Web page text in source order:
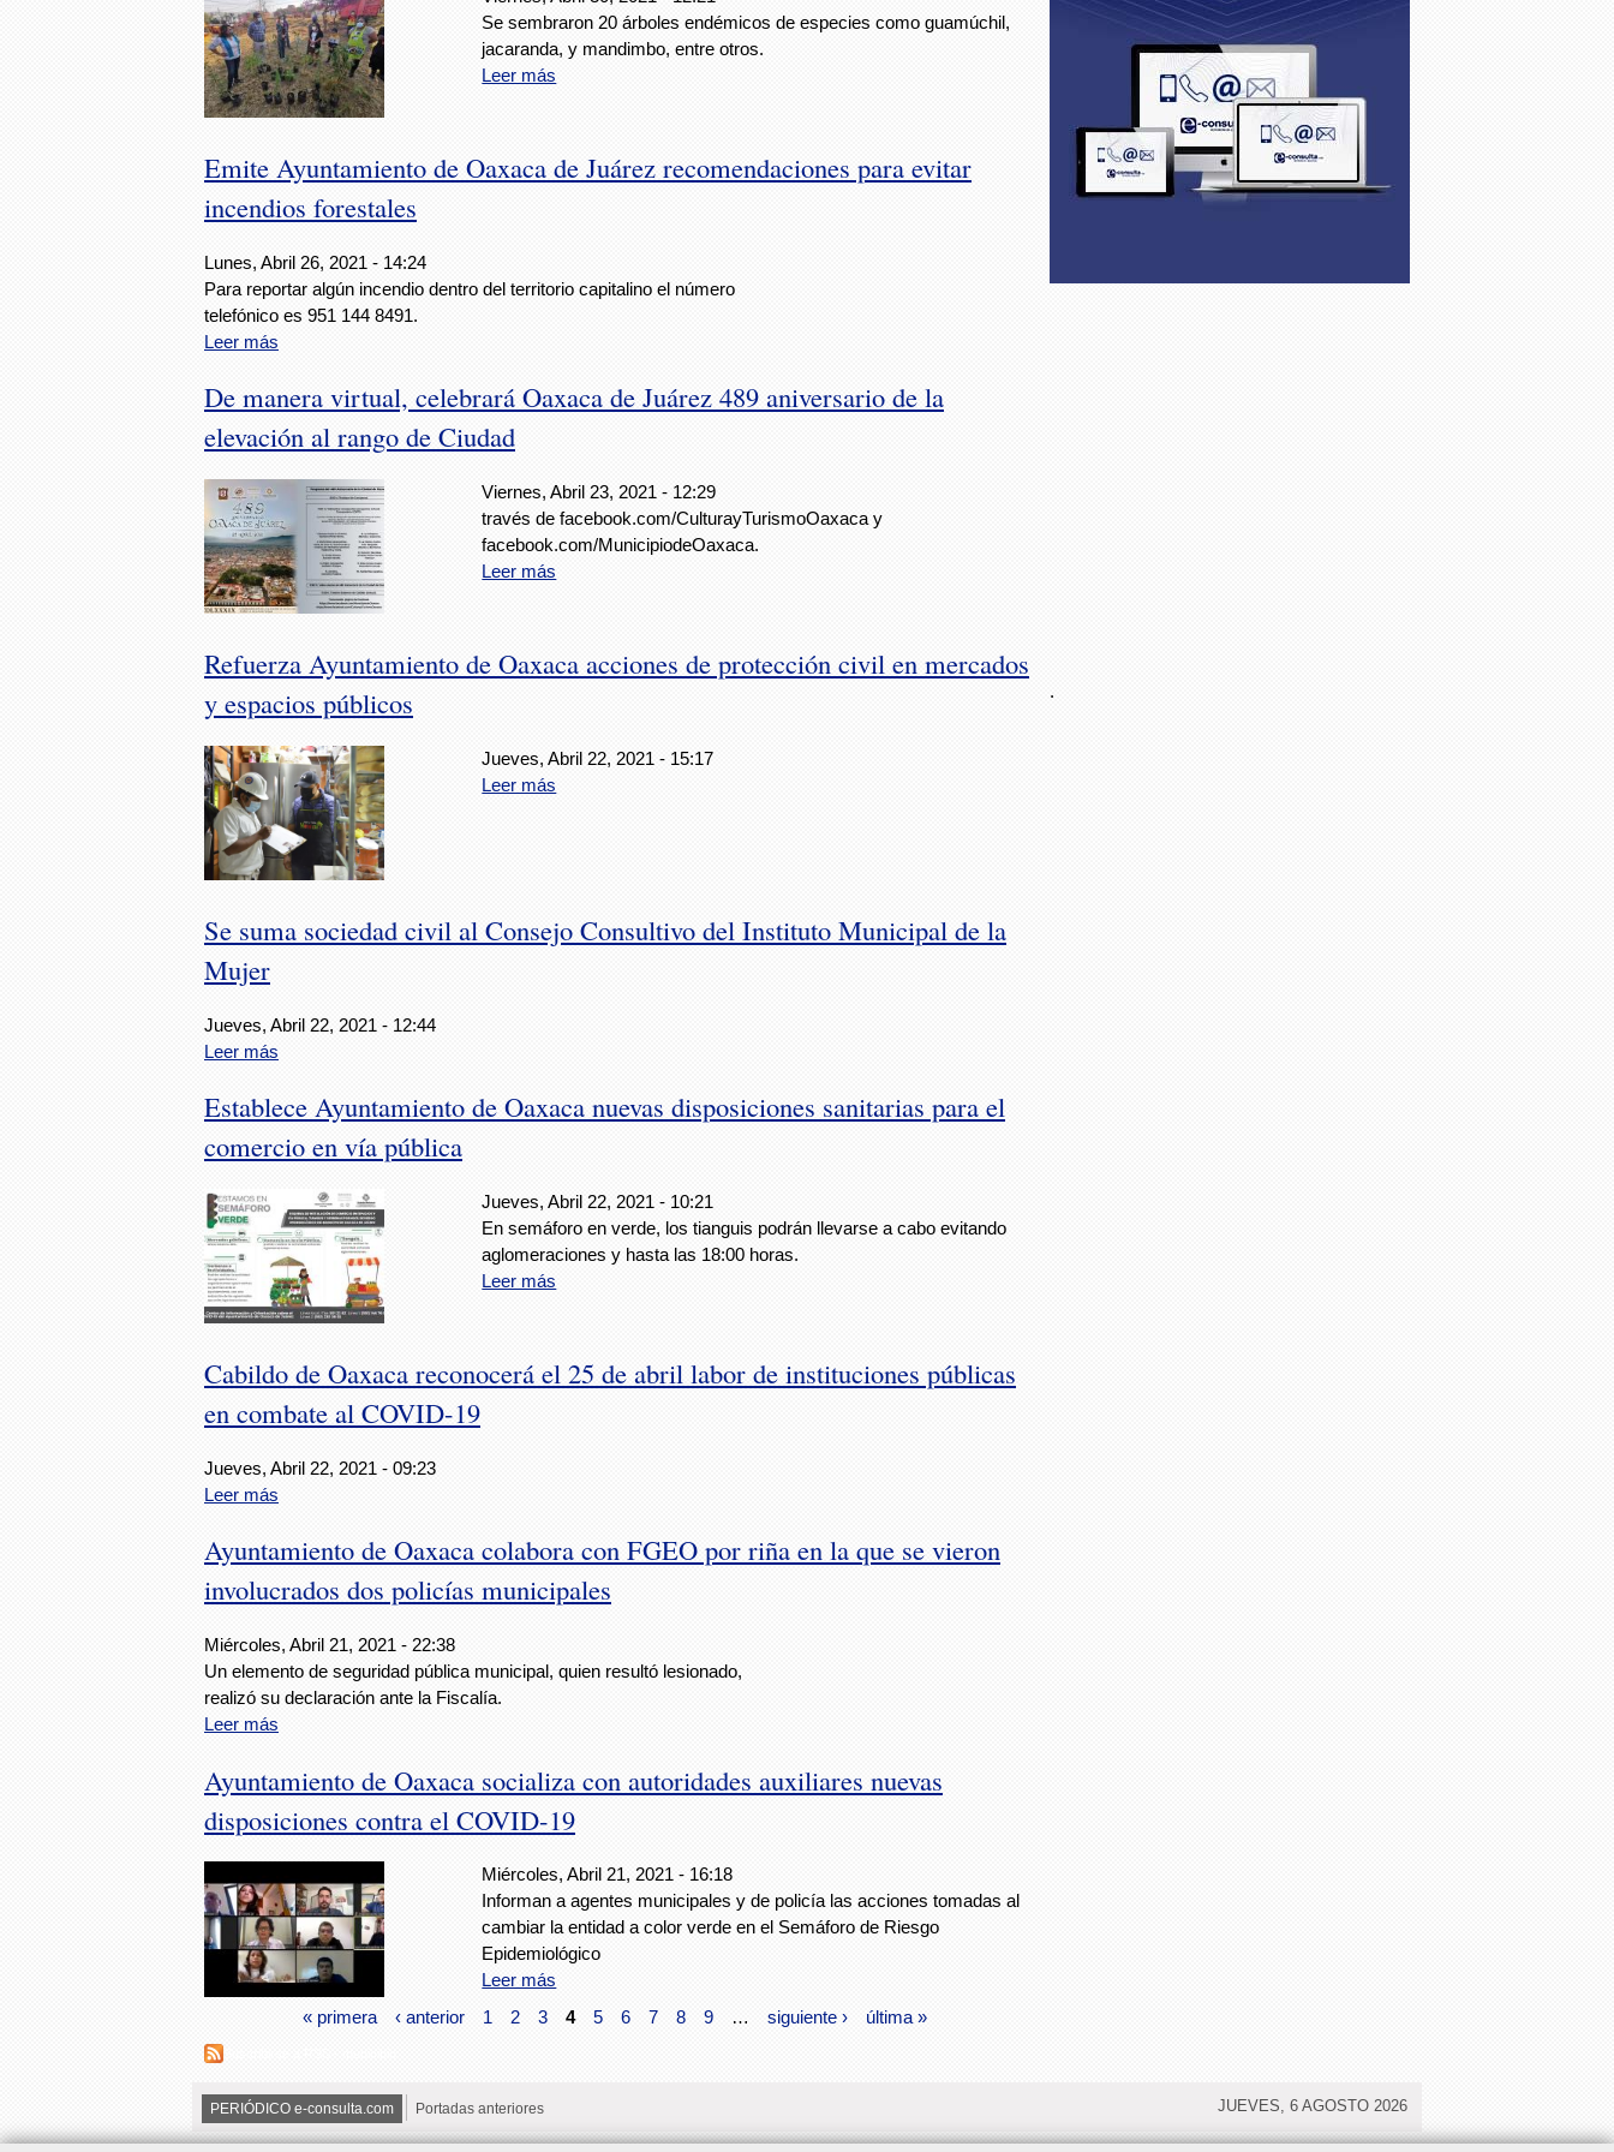
Se sembraron 20 árboles endémicos de especies como guamúchil,
jacaranda, y mandimbo, entre otros.
Leer más
Emite Ayuntamiento de Oaxaca de Juárez recomendaciones para evitar
incendios forestales
Lunes, Abril 26, 2021 - 14:24
Para reportar algún incendio dentro del territorio capitalino el número
telefónico es 951 144 8491.
Leer más
De manera virtual, celebrará Oaxaca de Juárez 489 aniversario de la
elevación al rango de Ciudad
Viernes, Abril 23, 2021 - 12:29
través de facebook.com/CulturayTurismoOaxaca y
facebook.com/MunicipiodeOaxaca.
Leer más
Refuerza Ayuntamiento de Oaxaca acciones de protección civil en mercados
y espacios públicos
Jueves, Abril 22, 2021 - 15:17
Leer más
Se suma sociedad civil al Consejo Consultivo del Instituto Municipal de la
Mujer
Jueves, Abril 22, 2021 - 12:44
Leer más
Establece Ayuntamiento de Oaxaca nuevas disposiciones sanitarias para el
comercio en vía pública
Jueves, Abril 22, 2021 - 10:21
En semáforo en verde, los tianguis podrán llevarse a cabo evitando
aglomeraciones y hasta las 18:00 horas.
Leer más
Cabildo de Oaxaca reconocerá el 25 de abril labor de instituciones públicas
en combate al COVID-19
Jueves, Abril 22, 2021 - 09:23
Leer más
Ayuntamiento de Oaxaca colabora con FGEO por riña en la que se vieron
involucrados dos policías municipales
Miércoles, Abril 21, 2021 - 22:38
Un elemento de seguridad pública municipal, quien resultó lesionado,
realizó su declaración ante la Fiscalía.
Leer más
Ayuntamiento de Oaxaca socializa con autoridades auxiliares nuevas
disposiciones contra el COVID-19
Miércoles, Abril 21, 2021 - 16:18
Informan a agentes municipales y de policía las acciones tomadas al
cambiar la entidad a color verde en el Semáforo de Riesgo
Epidemiológico
Leer más
« primera
‹ anterior 1 2 3 4 5 6 7 8 9 … siguiente › última »
.
PERIÓDICO e-consulta.com Portadas anteriores JUEVES, 6 AGOSTO 2026